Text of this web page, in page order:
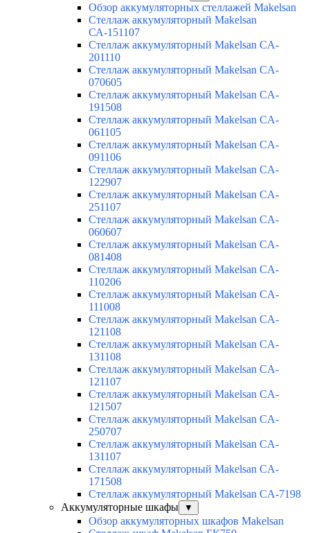
Обзор аккумуляторных стеллажей Makelsan
Стеллаж аккумуляторный Makelsan
СА-151107
Стеллаж аккумуляторный Makelsan CA-
201110
Стеллаж аккумуляторный Makelsan CA-
070605
Стеллаж аккумуляторный Makelsan CA-
191508
Стеллаж аккумуляторный Makelsan CA-
061105
Стеллаж аккумуляторный Makelsan CA-
091106
Стеллаж аккумуляторный Makelsan CA-
122907
Стеллаж аккумуляторный Makelsan CA-
251107
Стеллаж аккумуляторный Makelsan CA-
060607
Стеллаж аккумуляторный Makelsan CA-
081408
Стеллаж аккумуляторный Makelsan CA-
110206
Стеллаж аккумуляторный Makelsan CA-
111008
Стеллаж аккумуляторный Makelsan CA-
121108
Стеллаж аккумуляторный Makelsan CA-
131108
Стеллаж аккумуляторный Makelsan CA-
121107
Стеллаж аккумуляторный Makelsan CA-
121507
Стеллаж аккумуляторный Makelsan CA-
250707
Стеллаж аккумуляторный Makelsan CA-
131107
Стеллаж аккумуляторный Makelsan CA-
171508
Стеллаж аккумуляторный Makelsan CA-7198
Аккумуляторные шкафы
▼
Обзор аккумуляторных шкафов Makelsan